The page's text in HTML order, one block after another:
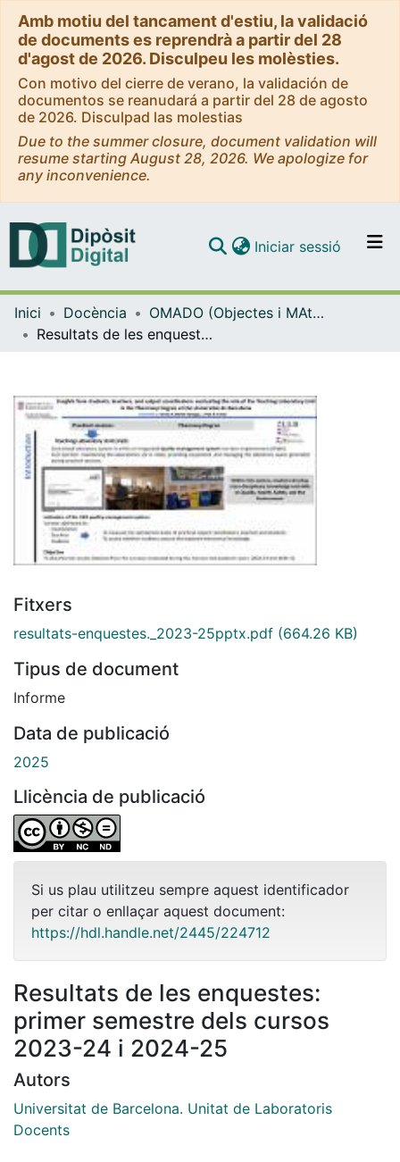
Amb motiu del tancament d'estiu, la validació
de documents es reprendrà a partir del 28
d'agost de 2026. Disculpeu les molèsties.
Con motivo del cierre de verano, la validación de
documentos se reanudará a partir del 28 de agosto
de 2026. Disculpad las molestias
Due to the summer closure, document validation will
resume starting August 28, 2026. We apologize for
any inconvenience.
Navega per tot el DD
Iniciar sessió (current)
Inici Docència
OMADO (Objectes i MAterials DOcents)
Resultats de les enquestes: primer semestre dels cursos 2023-24 i 2024-25
Fitxers
resultats-enquestes._2023-25pptx.pdf (664.26 KB)
Tipus de document
Informe
Data de publicació
2025
Llicència de publicació
Si us plau utilitzeu sempre aquest identificador
per citar o enllaçar aquest document:
https://hdl.handle.net/2445/224712
Resultats de les enquestes:
primer semestre dels cursos
2023-24 i 2024-25
Autors
Universitat de Barcelona. Unitat de Laboratoris
Docents